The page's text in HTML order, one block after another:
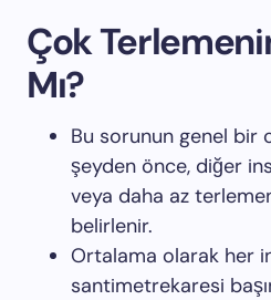
Çok
Mı?
Bu sorunun genel bir
şeyden önce, diğer
veya daha az
belirlenir.
Ortalama olarak her
santimetrekaresi